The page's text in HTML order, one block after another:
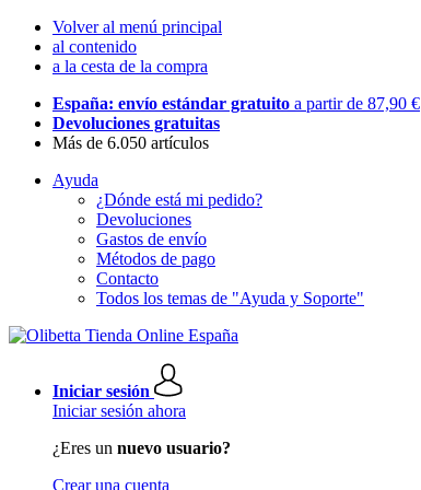
Volver al menú principal
al contenido
a la cesta de la compra
España: envío estándar gratuito a partir de 87,90 €
Devoluciones gratuitas
Más de 6.050 artículos
Ayuda
¿Dónde está mi pedido?
Devoluciones
Gastos de envío
Métodos de pago
Contacto
Todos los temas de "Ayuda y Soporte"
Iniciar sesión
Iniciar sesión ahora
¿Eres un nuevo usuario?
Crear una cuenta